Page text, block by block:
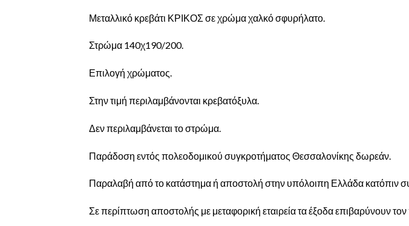
Μεταλλικό κρεβάτι ΚΡΙΚΟΣ σε χρώμα χαλκό σφυρήλατο.
Στρώμα 140χ190/200.
Επιλογή χρώματος.
Στην τιμή περιλαμβάνονται κρεβατόξυλα.
Δεν περιλαμβάνεται το στρώμα.
Παράδοση εντός πολεοδομικού συγκροτήματος Θεσσαλονίκης δωρεάν.
Παραλαβή από το κατάστημα ή αποστολή στην υπόλοιπη Ελλάδα κατόπιν
Σε περίπτωση αποστολής με μεταφορική εταιρεία τα έξοδα επιβαρύνουν